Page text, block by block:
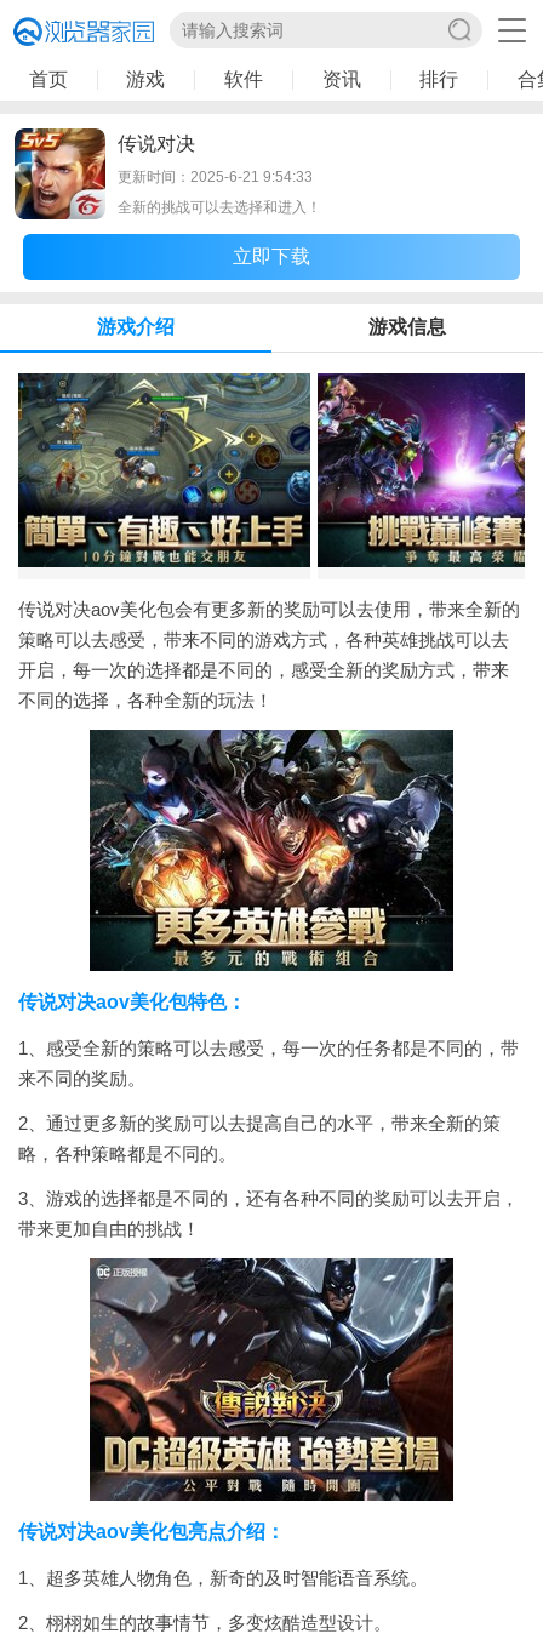
首页 游戏 软件 资讯 排行 合
传说对决
更新时间：2025-6-21 9:54:33
全新的挑战可以去选择和进入！
立即下载
游戏介绍 游戏信息
传说对决aov美化包会有更多新的奖励可以去使用，带来全新的
策略可以去感受，带来不同的游戏方式，各种英雄挑战可以去
开启，每一次的选择都是不同的，感受全新的奖励方式，带来
不同的选择，各种全新的玩法！
传说对决aov美化包特色：
1、感受全新的策略可以去感受，每一次的任务都是不同的，带
来不同的奖励。
2、通过更多新的奖励可以去提高自己的水平，带来全新的策
略，各种策略都是不同的。
3、游戏的选择都是不同的，还有各种不同的奖励可以去开启，
带来更加自由的挑战！
传说对决aov美化包亮点介绍：
1、超多英雄人物角色，新奇的及时智能语音系统。
2、栩栩如生的故事情节，多变炫酷造型设计。